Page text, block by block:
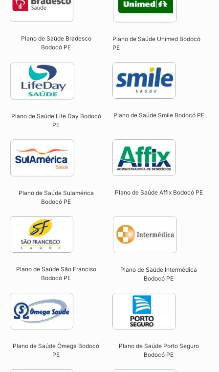
Plano de Saúde Bradesco
Bodocó PE
Plano de Saúde Unimed Bodocó
PE
Plano de Saúde Life Day Bodocó
PE
Plano de Saúde Smile Bodocó PE​
Plano de Saúde Sulamérica
Bodocó PE
Plano de Saúde Affix Bodocó PE​
Plano de Saúde São Franciso
Bodocó PE​
Plano de Saúde Intermédica
Bodocó PE​
Plano de Saúde Ômega Bodocó
PE​
Plano de Saúde Porto Seguro
Bodocó PE​